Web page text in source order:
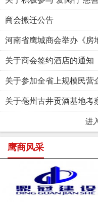
商会搬迁公告
关于商会签约酒店的通知
关于参加全省上规模民营
关于亳州古井贡酒基地考
进
鹰商风采